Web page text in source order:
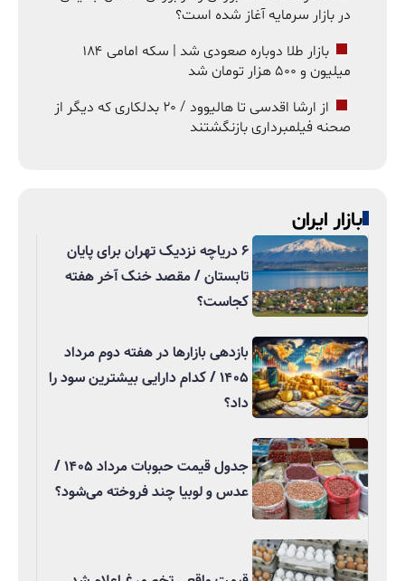
در بازار سرمایه آغاز شده است؟
بازار طلا دوباره صعودی شد | سکه امامی ۱۸۴
میلیون و ۵۰۰ هزار تومان شد
از ارشا اقدسی تا هالیوود / ۲۰ بدلکاری که دیگر از
صحنه فیلمبرداری بازنگشتند
بازار ایران
۶ دریاچه نزدیک تهران برای پایان
تابستان / مقصد خنک آخر هفته
کجاست؟
بازدهی بازارها در هفته دوم مرداد
۱۴۰۵ / کدام دارایی بیشترین سود را
داد؟
جدول قیمت حبوبات مرداد ۱۴۰۵ /
عدس و لوبیا چند فروخته می‌شود؟